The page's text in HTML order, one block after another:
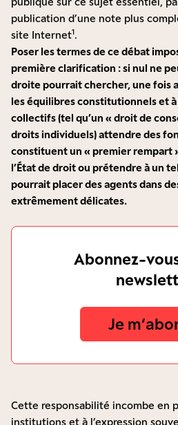
publication d’une note plus
site Internet1.
Poser les termes de ce débat
première clarification : si nul ne
droite pourrait chercher, une fois
les équilibres constitutionnels et
collectifs (tel qu’un « droit de
droits individuels) attendre des
constituent un « premier rempart
l’État de droit ou prétendre à un
pourrait placer des agents dans
extrêmement délicates.
Abonnez-
Je
Cette responsabilité incombe en
institutions et à l’expression